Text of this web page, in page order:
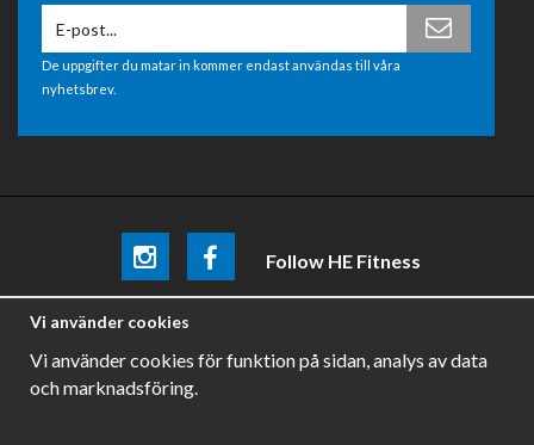
De uppgifter du matar in kommer endast användas till våra
nyhetsbrev.
Follow HE Fitness
Be the firstto know aboutpromotions, news and training
Vi använder cookies
Vi använder cookies för funktion på sidan, analys av data
och marknadsföring.